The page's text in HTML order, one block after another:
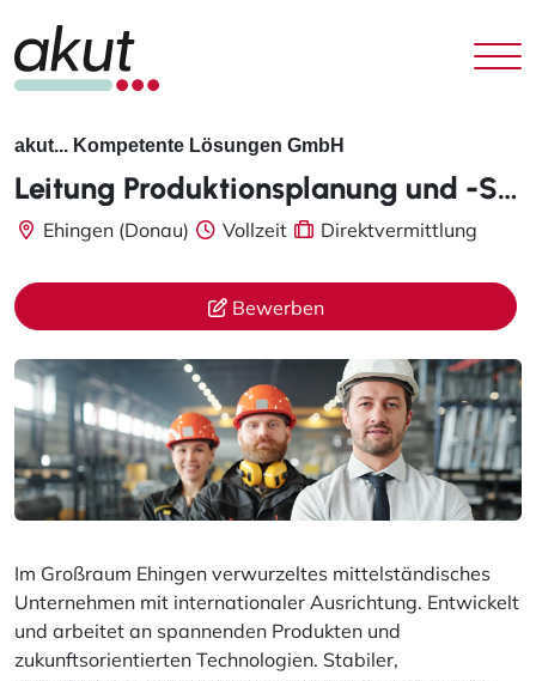
akut... Kompetente Lösungen GmbH
Leitung Produktionsplanung und -Steuerung m/w/d
Ehingen (Donau) Vollzeit Direktvermittlung
Bewerben
Im Großraum Ehingen verwurzeltes mittelständisches
Unternehmen mit internationaler Ausrichtung. Entwickelt
und arbeitet an spannenden Produkten und
zukunftsorientierten Technologien. Stabiler,